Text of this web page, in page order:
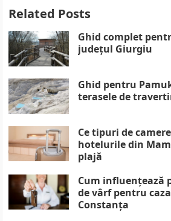
Related Posts
Ghid complet
județul Giurgiu
Ghid pentru
terasele de
Ce tipuri de
hotelurile din
plajă
Cum influențează
de vârf pentru
Constanța